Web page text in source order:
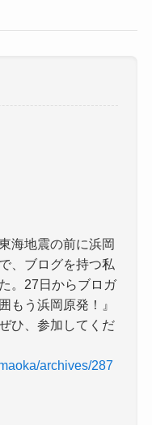
海地震の前に浜岡
、ブログを持つ私
。27日からブロガ
もう浜岡原発！』
ひ、参加してくだ
archives/287